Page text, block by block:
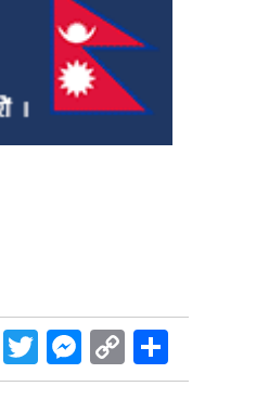
Facebook
Twitter
Messenger
Copy
Link